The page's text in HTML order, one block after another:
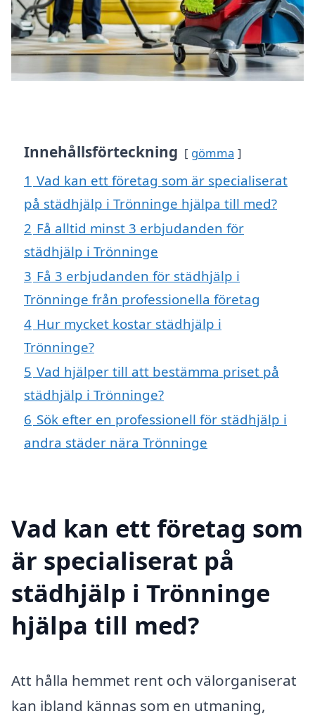
Innehållsförteckning gömma
1 Vad kan ett företag som är specialiserat
på städhjälp i Trönninge hjälpa till med?
2 Få alltid minst 3 erbjudanden för
städhjälp i Trönninge
3 Få 3 erbjudanden för städhjälp i
Trönninge från professionella företag
4 Hur mycket kostar städhjälp i
Trönninge?
5 Vad hjälper till att bestämma priset på
städhjälp i Trönninge?
6 Sök efter en professionell för städhjälp i
andra städer nära Trönninge
Vad kan ett företag som
är specialiserat på
städhjälp i Trönninge
hjälpa till med?
Att hålla hemmet rent och välorganiserat
kan ibland kännas som en utmaning,